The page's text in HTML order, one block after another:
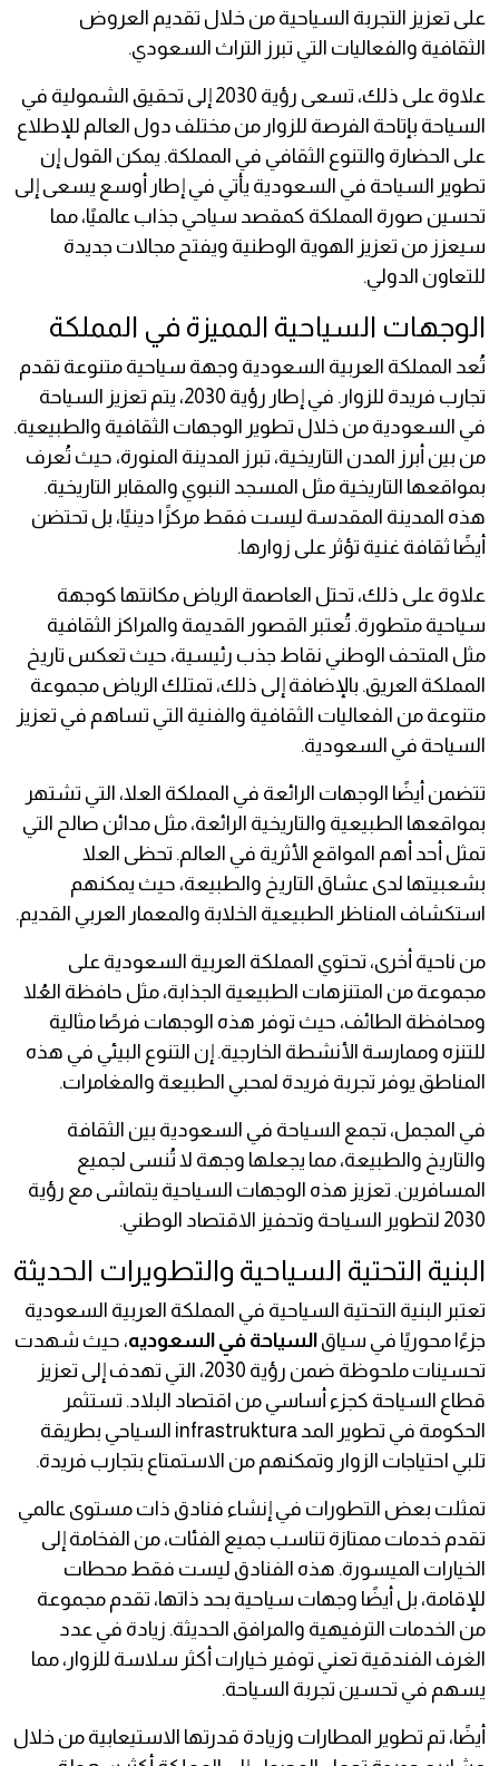
على تعزيز التجربة السياحية من خلال تقديم العروض
الثقافية والفعاليات التي تبرز التراث السعودي.
علاوة على ذلك، تسعى رؤية 2030 إلى تحقيق الشمولية في
السياحة بإتاحة الفرصة للزوار من مختلف دول العالم للإطلاع
على الحضارة والتنوع الثقافي في المملكة. يمكن القول إن
تطوير السياحة في السعودية يأتي في إطار أوسع يسعى إلى
تحسين صورة المملكة كمقصد سياحي جذاب عالميًا، مما
سيعزز من تعزيز الهوية الوطنية ويفتح مجالات جديدة
للتعاون الدولي.
الوجهات السياحية المميزة في المملكة
تُعد المملكة العربية السعودية وجهة سياحية متنوعة تقدم
تجارب فريدة للزوار. في إطار رؤية 2030، يتم تعزيز السياحة
في السعودية من خلال تطوير الوجهات الثقافية والطبيعية.
من بين أبرز المدن التاريخية، تبرز المدينة المنورة، حيث تُعرف
بمواقعها التاريخية مثل المسجد النبوي والمقابر التاريخية.
هذه المدينة المقدسة ليست فقط مركزًا دينيًا، بل تحتضن
أيضًا ثقافة غنية تؤثر على زوارها.
علاوة على ذلك، تحتل العاصمة الرياض مكانتها كوجهة
سياحية متطورة. تُعتبر القصور القديمة والمراكز الثقافية
مثل المتحف الوطني نقاط جذب رئيسية، حيث تعكس تاريخ
المملكة العريق. بالإضافة إلى ذلك، تمتلك الرياض مجموعة
متنوعة من الفعاليات الثقافية والفنية التي تساهم في تعزيز
السياحة في السعودية.
تتضمن أيضًا الوجهات الرائعة في المملكة العلا، التي تشتهر
بمواقعها الطبيعية والتاريخية الرائعة، مثل مدائن صالح التي
تمثل أحد أهم المواقع الأثرية في العالم. تحظى العلا
بشعبيتها لدى عشاق التاريخ والطبيعة، حيث يمكنهم
استكشاف المناظر الطبيعية الخلابة والمعمار العربي القديم.
من ناحية أخرى، تحتوي المملكة العربية السعودية على
مجموعة من المتنزهات الطبيعية الجذابة، مثل حافظة العُلا
ومحافظة الطائف، حيث توفر هذه الوجهات فرصًا مثالية
للتنزه وممارسة الأنشطة الخارجية. إن التنوع البيئي في هذه
المناطق يوفر تجربة فريدة لمحبي الطبيعة والمغامرات.
في المجمل، تجمع السياحة في السعودية بين الثقافة
والتاريخ والطبيعة، مما يجعلها وجهة لا تُنسى لجميع
المسافرين. تعزيز هذه الوجهات السياحية يتماشى مع رؤية
2030 لتطوير السياحة وتحفيز الاقتصاد الوطني.
البنية التحتية السياحية والتطويرات الحديثة
تعتبر البنية التحتية السياحية في المملكة العربية السعودية
جزءًا محوريًا في سياق السياحة في السعوديه، حيث شهدت
تحسينات ملحوظة ضمن رؤية 2030، التي تهدف إلى تعزيز
قطاع السياحة كجزء أساسي من اقتصاد البلاد. تستثمر
الحكومة في تطوير المد infrastruktura السياحي بطريقة
تلبي احتياجات الزوار وتمكنهم من الاستمتاع بتجارب فريدة.
تمثلت بعض التطورات في إنشاء فنادق ذات مستوى عالمي
تقدم خدمات ممتازة تناسب جميع الفئات، من الفخامة إلى
الخيارات الميسورة. هذه الفنادق ليست فقط محطات
للإقامة، بل أيضًا وجهات سياحية بحد ذاتها، تقدم مجموعة
من الخدمات الترفيهية والمرافق الحديثة. زيادة في عدد
الغرف الفندقية تعني توفير خيارات أكثر سلاسة للزوار، مما
يسهم في تحسين تجربة السياحة.
أيضًا، تم تطوير المطارات وزيادة قدرتها الاستيعابية من خلال